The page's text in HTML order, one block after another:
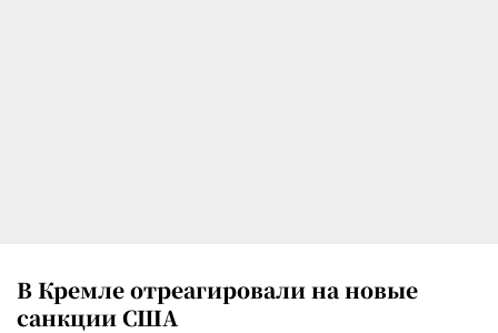
В Кремле отреагировали на новые
санкции США